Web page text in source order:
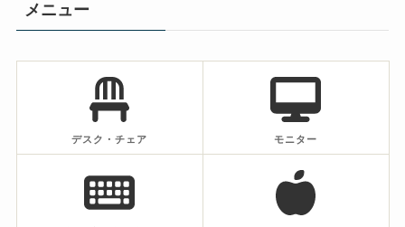
メニュー
デスク・チェア モニター